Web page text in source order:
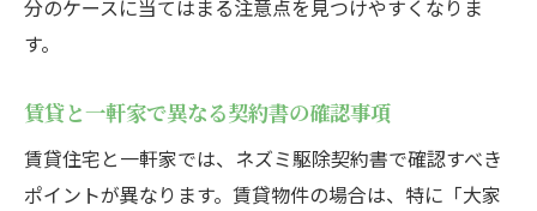
分のケースに当てはまる注意点を見つけやすくなりま
す。
賃貸と一軒家で異なる契約書の確認事項
賃貸住宅と一軒家では、ネズミ駆除契約書で確認すべき
ポイントが異なります。賃貸物件の場合は、特に「大家